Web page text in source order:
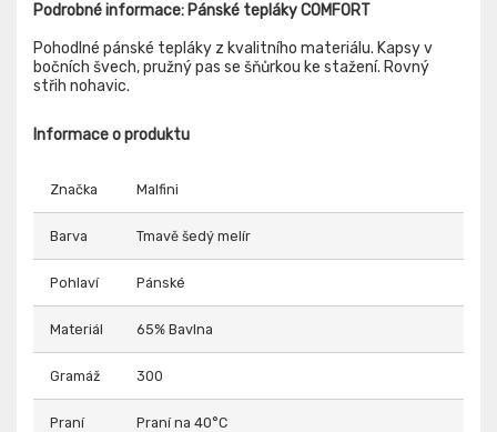
Podrobné informace: Pánské tepláky COMFORT
Pohodlné pánské tepláky z kvalitního materiálu. Kapsy v
bočních švech, pružný pas se šňůrkou ke stažení. Rovný
střih nohavic.
Informace o produktu
Značka Malfini
Barva Tmavě šedý melír
Pohlaví Pánské
Materiál 65% Bavlna
Gramáž 300
Praní Praní na 40°C